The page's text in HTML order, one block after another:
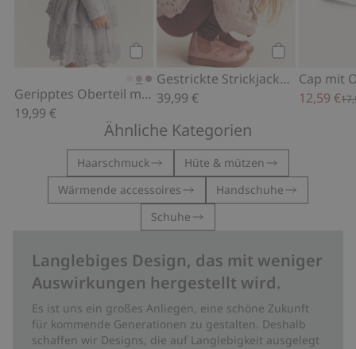
Geripptes Oberteil mit Rüschen
19,99 €
Gestrickte Strickjacke mit Stickerei
39,99 €
Cap mit
12,59 €
Ähnliche Kategorien
Haarschmuck
Hüte & mützen
Wärmende accessoires
Handschuhe
Schuhe
Langlebiges Design, das mit weniger
Auswirkungen hergestellt wird.
Es ist uns ein großes Anliegen, eine schöne Zukunft
für kommende Generationen zu gestalten. Deshalb
schaffen wir Designs, die auf Langlebigkeit ausgelegt